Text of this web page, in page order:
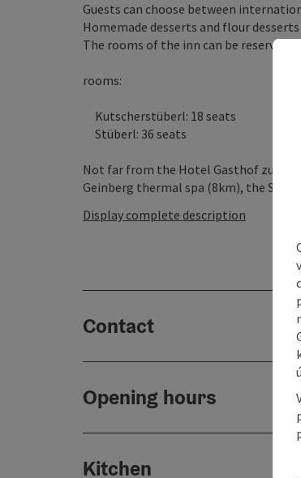
Guests can choose between
Homemade desserts and flour
The rooms of the inn can be reserved
rooms:
Kutscherstüberl: 18 seats
Stüberl: 36 seats
Not far from the Hotel Gasthof zur
Geinberg thermal spa (8km), the Stift
Display complete description
Contact
Opening hours
Kitchen